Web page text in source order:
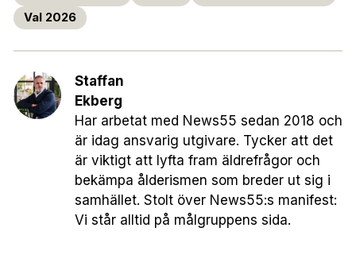
Val 2026
Staffan
Ekberg
Har arbetat med News55 sedan 2018 och
är idag ansvarig utgivare. Tycker att det
är viktigt att lyfta fram äldrefrågor och
bekämpa ålderismen som breder ut sig i
samhället. Stolt över News55:s manifest:
Vi står alltid på målgruppens sida.